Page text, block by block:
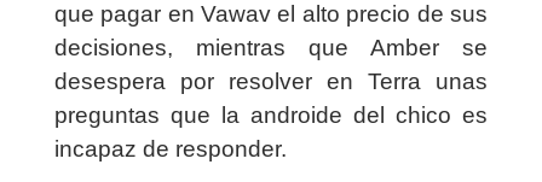
que pagar en Vawav el alto precio de sus
decisiones, mientras que Amber se
desespera por resolver en Terra unas
preguntas que la androide del chico es
incapaz de responder.